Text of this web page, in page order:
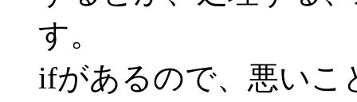
す。
ifがあるので、悪いこ